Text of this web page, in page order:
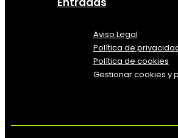
Aviso Legal
Política de
Política de cookies
Gestionar cookies y